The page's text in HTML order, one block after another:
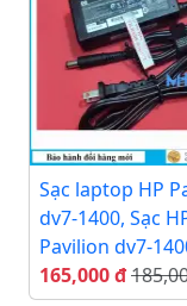
Sạc laptop HP
dv7-1400, Sạc
Pavilion dv7-
165,000 đ